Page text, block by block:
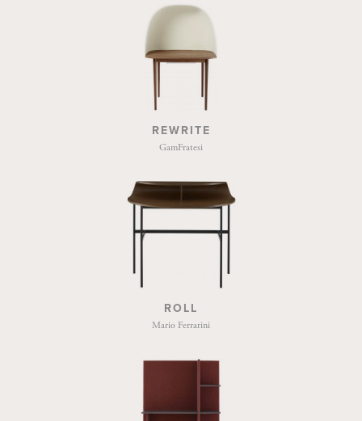
REWRITE
GamFratesi
ROLL
Mario Ferrarini